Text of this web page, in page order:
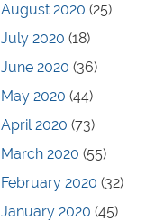
August 2020 (25)
July 2020 (18)
June 2020 (36)
May 2020 (44)
April 2020 (73)
March 2020 (55)
February 2020 (32)
January 2020 (45)